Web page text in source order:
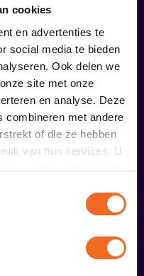
cookies
en advertenties te
social media te bieden
Ook delen we
site met onze
en analyse. Deze
combineren met andere
of die ze hebben
van hun services. U
u onze website blijft